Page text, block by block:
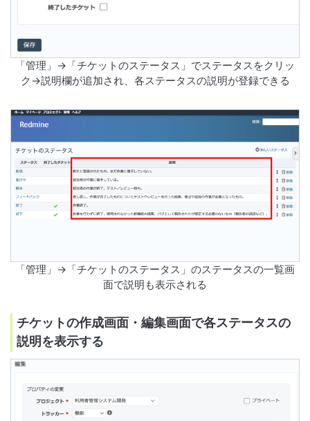
「管理」→「チケットのステータス」でステータスをクリッ
ク→説明欄が追加され、各ステータスの説明が登録できる
「管理」→「チケットのステータス」のステータスの一覧画
面で説明も表示される
チケットの作成画面・編集画面で各ステータスの
説明を表示する